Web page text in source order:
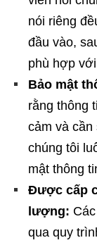
nói riêng
đầu vào,
phù hợp
Bảo mật
rằng thông
cảm và
chúng tôi
mật thông
Được cấp
lượng:
qua quy